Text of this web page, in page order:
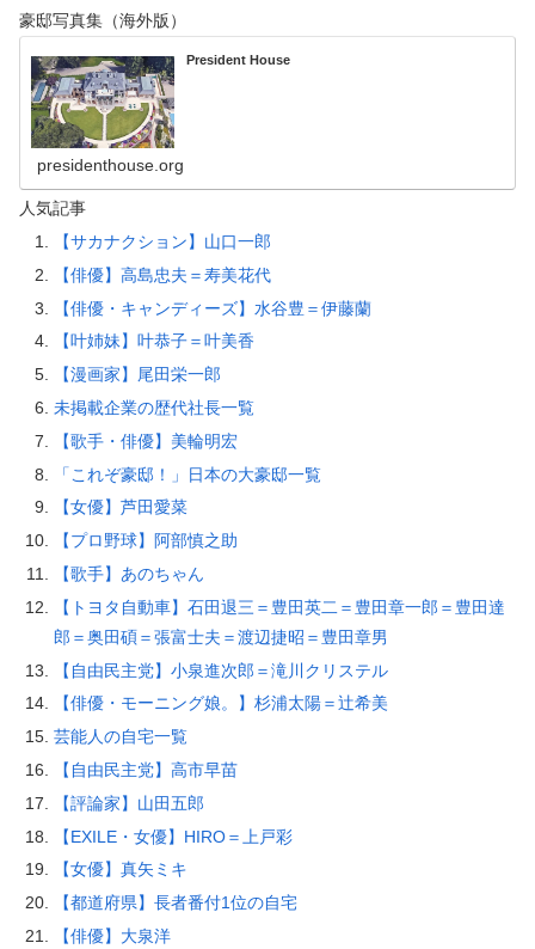
豪邸写真集（海外版）
President House
presidenthouse.org
人気記事
【サカナクション】山口一郎
【俳優】高島忠夫＝寿美花代
【俳優・キャンディーズ】水谷豊＝伊藤蘭
【叶姉妹】叶恭子＝叶美香
【漫画家】尾田栄一郎
未掲載企業の歴代社長一覧
【歌手・俳優】美輪明宏
「これぞ豪邸！」日本の大豪邸一覧
【女優】芦田愛菜
【プロ野球】阿部慎之助
【歌手】あのちゃん
【トヨタ自動車】石田退三＝豊田英二＝豊田章一郎＝豊田達
郎＝奥田碩＝張富士夫＝渡辺捷昭＝豊田章男
【自由民主党】小泉進次郎＝滝川クリステル
【俳優・モーニング娘。】杉浦太陽＝辻希美
芸能人の自宅一覧
【自由民主党】高市早苗
【評論家】山田五郎
【EXILE・女優】HIRO＝上戸彩
【女優】真矢ミキ
【都道府県】長者番付1位の自宅
【俳優】大泉洋